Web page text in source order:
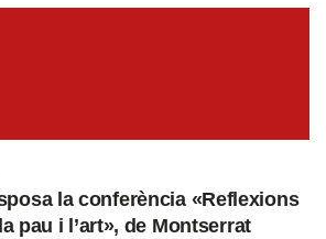
la conferència «Reflexions
pau i l’art», de Montserrat